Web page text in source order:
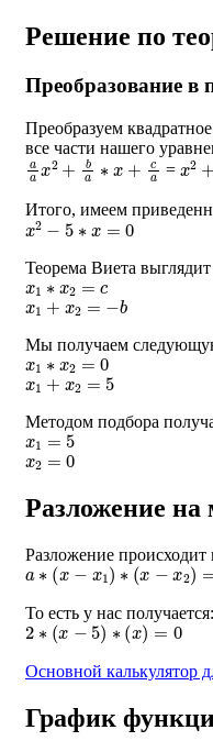
Решение по
Преобразование в
Преобразуем
все части нашего
aax2+ba∗x+ca = x2+
Итого, имеем
x2−5∗x=0
Теорема Виета
x1∗x2= c
x1 + x2 =− b
Мы получаем
x1∗x2=0
x1 + x2 =5
Методом подбора
x1=5
x2 =0
Разложение на
Разложение происходит
a ∗(x−x1)∗ (x−x2)=0
То есть у нас получается:
2∗(x−5)∗(x )=0
Основной калькулятор
График